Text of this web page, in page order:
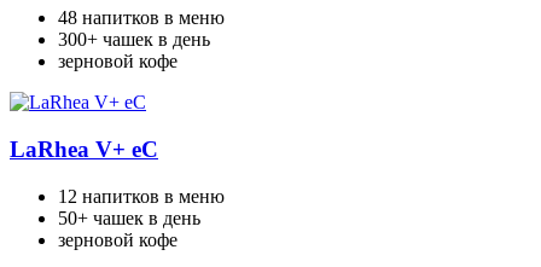
48 напитков в меню
300+ чашек в день
зерновой кофе
LaRhea V+ eC
12 напитков в меню
50+ чашек в день
зерновой кофе